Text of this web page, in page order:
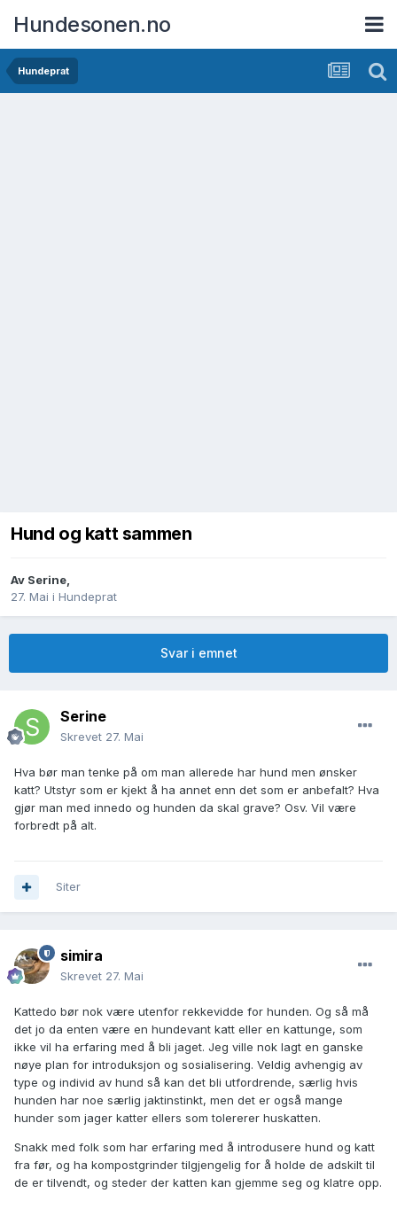
Hundesonen.no
Hundeprat
Hund og katt sammen
Av Serine,
27. Mai i Hundeprat
Svar i emnet
Serine
Skrevet 27. Mai
Hva bør man tenke på om man allerede har hund men ønsker
katt? Utstyr som er kjekt å ha annet enn det som er anbefalt? Hva
gjør man med innedo og hunden da skal grave? Osv. Vil være
forbredt på alt.
Siter
simira
Skrevet 27. Mai
Kattedo bør nok være utenfor rekkevidde for hunden. Og så må
det jo da enten være en hundevant katt eller en kattunge, som
ikke vil ha erfaring med å bli jaget. Jeg ville nok lagt en ganske
nøye plan for introduksjon og sosialisering. Veldig avhengig av
type og individ av hund så kan det bli utfordrende, særlig hvis
hunden har noe særlig jaktinstinkt, men det er også mange
hunder som jager katter ellers som tolererer huskatten.
Snakk med folk som har erfaring med å introdusere hund og katt
fra før, og ha kompostgrinder tilgjengelig for å holde de adskilt til
de er tilvendt, og steder der katten kan gjemme seg og klatre opp.